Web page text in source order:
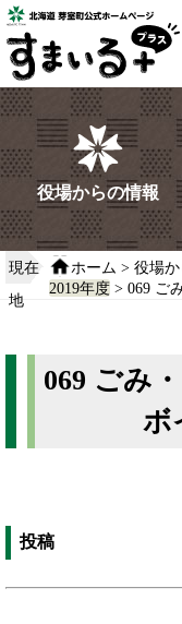
本
文
へ
移
動
る
instagram
役場からの情報
現在
地
ホーム > 役場
2019年度> 069 ご
069 ごみ
ボ
投稿